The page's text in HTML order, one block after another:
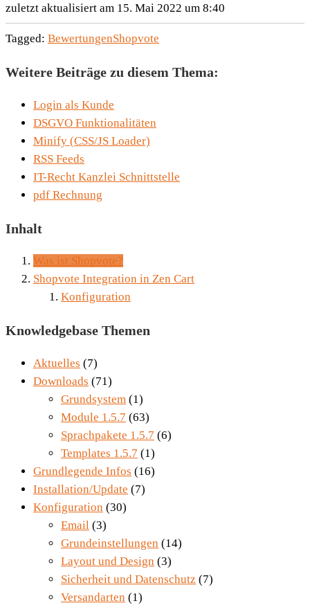
zuletzt aktualisiert am 15. Mai 2022 um 8:40
Tagged: BewertungenShopvote
Weitere Beiträge zu diesem Thema:
Login als Kunde
DSGVO Funktionalitäten
Minify (CSS/JS Loader)
RSS Feeds
IT-Recht Kanzlei Schnittstelle
pdf Rechnung
Inhalt
Was ist Shopvote?
Shopvote Integration in Zen Cart
Konfiguration
Knowledgebase Themen
Aktuelles (7)
Downloads (71)
Grundsystem (1)
Module 1.5.7 (63)
Sprachpakete 1.5.7 (6)
Templates 1.5.7 (1)
Grundlegende Infos (16)
Installation/Update (7)
Konfiguration (30)
Email (3)
Grundeinstellungen (14)
Layout und Design (3)
Sicherheit und Datenschutz (7)
Versandarten (1)